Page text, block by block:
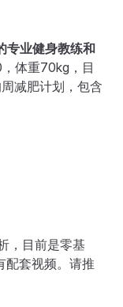
专业健身教练和
体重70kg，目
减肥计划，包含
，目前是零基
配套视频。请推